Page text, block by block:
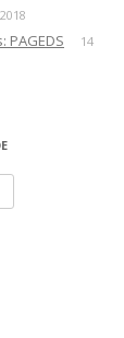
PAGEDS
14